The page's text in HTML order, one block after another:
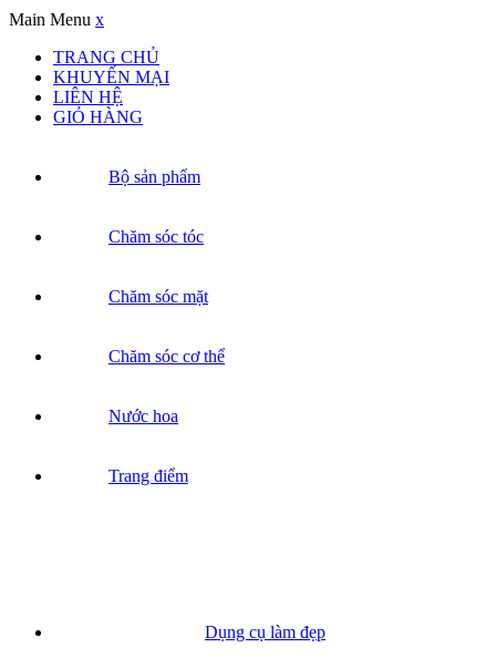
Main Menu x
TRANG CHỦ
KHUYẾN MẠI
LIÊN HỆ
GIỎ HÀNG
Bộ sản phẩm
Chăm sóc tóc
Chăm sóc mặt
Chăm sóc cơ thể
Nước hoa
Trang điểm
Dụng cụ làm đẹp